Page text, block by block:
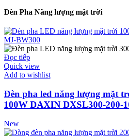
Đèn Pha Năng lượng mặt trời
Đọc tiếp
Quick view
Add to wishlist
Đèn pha led năng lượng mặt
100W DAXIN DXSL300-200-
New